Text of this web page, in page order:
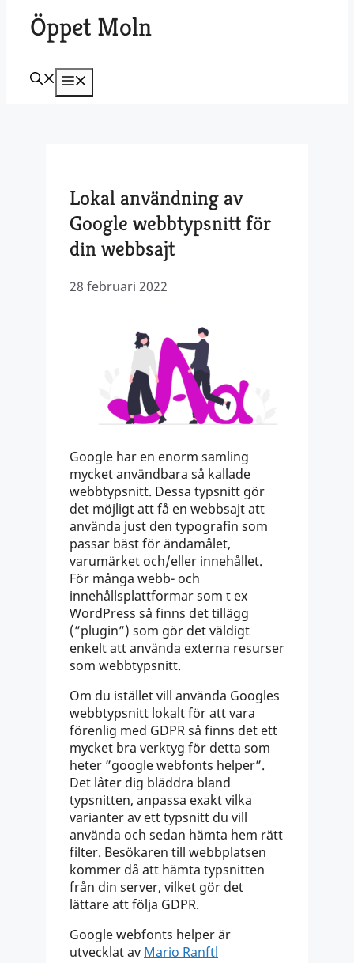
Öppet Moln
Lokal användning av
Google webbtypsnitt för
din webbsajt
28 februari 2022
Google har en enorm samling
mycket användbara så kallade
webbtypsnitt. Dessa typsnitt gör
det möjligt att få en webbsajt att
använda just den typografin som
passar bäst för ändamålet,
varumärket och/eller innehållet.
För många webb- och
innehållsplattformar som t ex
WordPress så finns det tillägg
(”plugin”) som gör det väldigt
enkelt att använda externa resurser
som webbtypsnitt.
Om du istället vill använda Googles
webbtypsnitt lokalt för att vara
förenlig med GDPR så finns det ett
mycket bra verktyg för detta som
heter ”google webfonts helper”.
Det låter dig bläddra bland
typsnitten, anpassa exakt vilka
varianter av ett typsnitt du vill
använda och sedan hämta hem rätt
filter. Besökaren till webbplatsen
kommer då att hämta typsnitten
från din server, vilket gör det
lättare att följa GDPR.
Google webfonts helper är
utvecklat av Mario Ranftl